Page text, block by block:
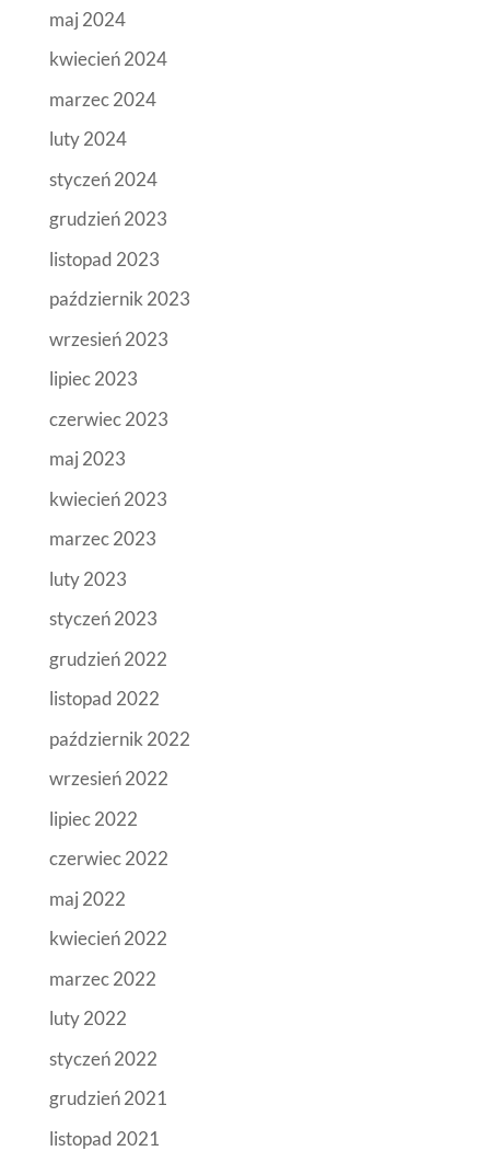
maj 2024
kwiecień 2024
marzec 2024
luty 2024
styczeń 2024
grudzień 2023
listopad 2023
październik 2023
wrzesień 2023
lipiec 2023
czerwiec 2023
maj 2023
kwiecień 2023
marzec 2023
luty 2023
styczeń 2023
grudzień 2022
listopad 2022
październik 2022
wrzesień 2022
lipiec 2022
czerwiec 2022
maj 2022
kwiecień 2022
marzec 2022
luty 2022
styczeń 2022
grudzień 2021
listopad 2021